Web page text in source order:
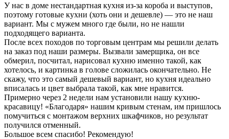
У нас в доме нестандартная кухня из-за короба и выступов,
поэтому готовые кухни (хоть они и дешевле) — это не наш
вариант. Мы с мужем много где были, но не нашли
подходящего варианта.
После всех походов по торговым центрам мы решили делать
на заказ под наши размеры. Вызвали замерщика, он все
обмерил, посчитал, нарисовал кухню именно такой, как
хотелось, и картинка в голове сложилась окончательно. Не
скажу, что это самый дешевый вариант, но кухня идеально
вписалась и цвет выбрала такой, как мне нравится.
Примерно через 2 недели нам установили нашу кухню-
красавицу! «Благодаря» нашим кривым стенам, им пришлось
помучиться с монтажом верхних шкафчиков, но результат
получился отменный.
Большое всем спасибо! Рекомендую!